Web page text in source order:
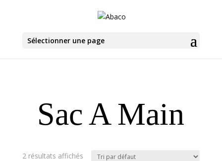
Sélectionner une page
Sac A Main
2 résultats affichés